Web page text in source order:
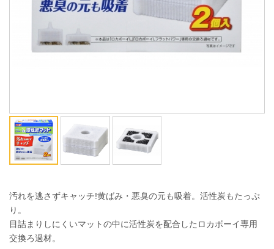
ENGLISH
汚れを逃さずキャッチ!黄ばみ・悪臭の元も吸着。活性炭もたっぷ
り。
目詰まりしにくいマットの中に活性炭を配合したロカボーイ専用
交換ろ過材。